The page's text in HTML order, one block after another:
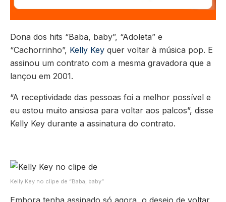
Dona dos hits “Baba, baby”, “Adoleta” e
“Cachorrinho”, Kelly Key quer voltar à música pop. E
assinou um contrato com a mesma gravadora que a
lançou em 2001.
“A receptividade das pessoas foi a melhor possível e
eu estou muito ansiosa para voltar aos palcos”, disse
Kelly Key durante a assinatura do contrato.
Kelly Key no clipe de “Baba, baby”
Embora tenha assinado só agora, o desejo de voltar